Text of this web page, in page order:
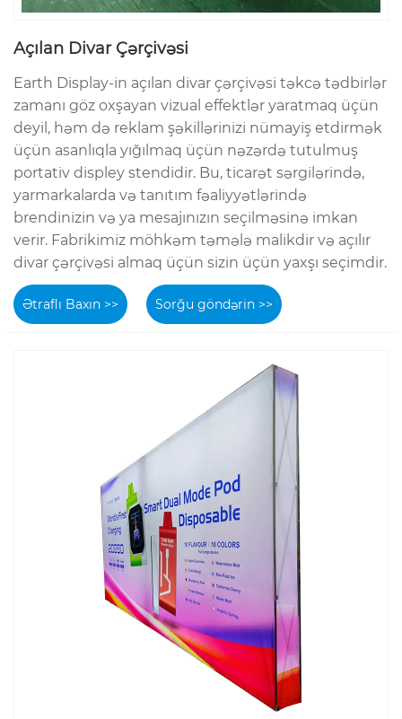
Açılan Divar Çərçivəsi
Earth Display-in açılan divar çərçivəsi təkcə tədbirlər
zamanı göz oxşayan vizual effektlər yaratmaq üçün
deyil, həm də reklam şəkillərinizi nümayiş etdirmək
üçün asanlıqla yığılmaq üçün nəzərdə tutulmuş
portativ displey stendidir. Bu, ticarət sərgilərində,
yarmarkalarda və tanıtım fəaliyyətlərində
brendinizin və ya mesajınızın seçilməsinə imkan
verir. Fabrikimiz möhkəm təmələ malikdir və açılır
divar çərçivəsi almaq üçün sizin üçün yaxşı seçimdir.
Ətraflı Baxın >> Sorğu göndərin >>